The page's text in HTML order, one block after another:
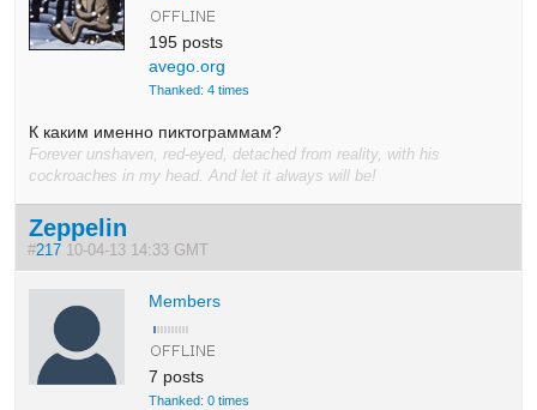
195 posts
avego.org
Thanked: 4 times
К каким именно пиктограммам?
Forever unshaven, red-eyed, detached from reality, with his
cockroaches in my head. And let it always will be!
Zeppelin
#217 10-04-13 14:33 GMT
Members
7 posts
Thanked: 0 times